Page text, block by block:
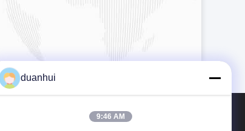
duanhui
9:46 AM